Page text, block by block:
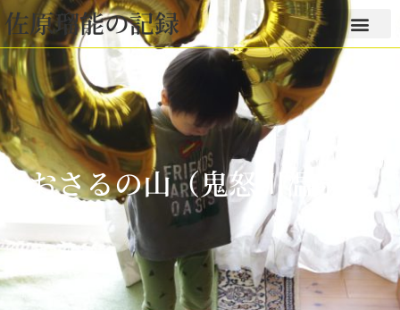
佐原瑠能の記録
おさるの山（鬼怒川温泉）